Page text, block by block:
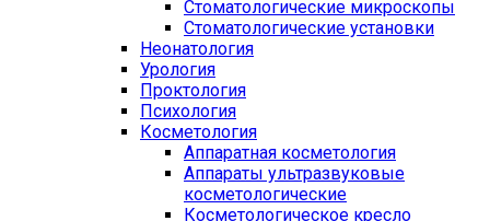
Стоматологические микроскопы
Стоматологические установки
Неонатология
Урология
Проктология
Психология
Косметология
Аппаратная косметология
Аппараты ультразвуковые
косметологические
Косметологическое кресло